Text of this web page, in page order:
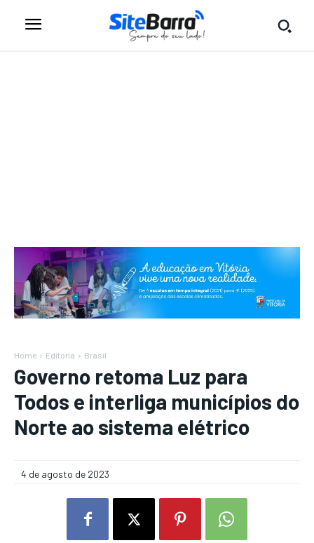
Home Editoria Brasil
Governo retoma Luz para
Todos e interliga municípios do
Norte ao sistema elétrico
4 de agosto de 2023